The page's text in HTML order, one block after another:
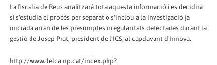
La fiscalia de Reus analitzarà tota aquesta informació i es decidirà
si s'estudia el procés per separat o s'inclou a la investigació ja
iniciada arran de les presumptes irregularitats detectades durant la
gestió de Josep Prat, president de l'ICS, al capdavant d'Innova.
http://www.delcamp.cat/index.php?